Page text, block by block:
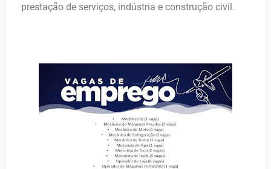
prestação de serviços, indústria e construção civil.